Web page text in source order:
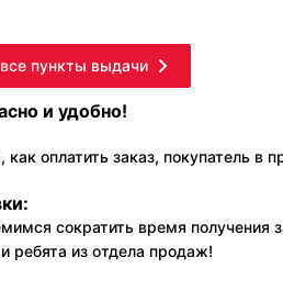
пункты выдачи
и удобно!
оплатить заказ, покупатель в
сократить время получения
ребята из отдела продаж!